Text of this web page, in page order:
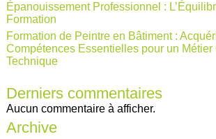
Épanouissement Professionnel :
Formation
Formation de Peintre en Bâtiment :
Compétences Essentielles pour un Métier
Technique
Derniers commentaires
Aucun commentaire à afficher.
Archive